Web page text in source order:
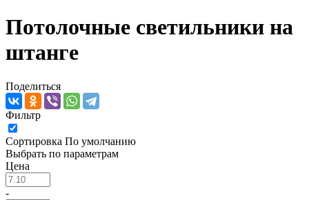
Потолочные светильники на
штанге
Поделиться
Фильтр
Сортировка По умолчанию
Выбрать по параметрам
Цена
-